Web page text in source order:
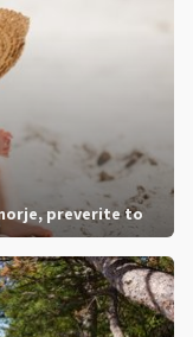
preverite to